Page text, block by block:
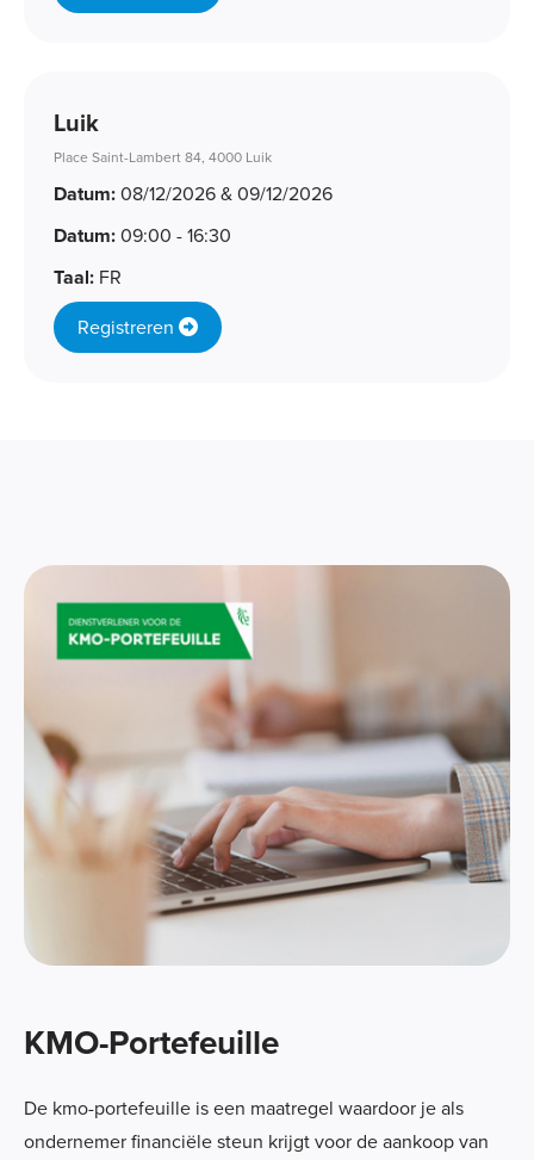
Luik
Place Saint-Lambert 84, 4000 Luik
Datum:08/12/2026 & 09/12/2026
Datum:09:00 - 16:30
Taal: FR
Registreren
KMO-Portefeuille
De kmo-portefeuille is een maatregel waardoor je als
ondernemer financiële steun krijgt voor de aankoop van